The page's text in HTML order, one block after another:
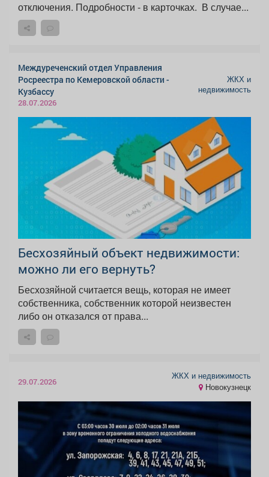
отключения. Подробности - в карточках. ️ В случае...
Междуреченский отдел Управления
Росреестра по Кемеровской области -
Кузбассу
28.07.2026
ЖКХ и
недвижимость
Бесхозяйный объект недвижимости:
можно ли его вернуть?
Бесхозяйной считается вещь, которая не имеет
собственника, собственник которой неизвестен
либо он отказался от права...
29.07.2026
ЖКХ и недвижимость
Новокузнецк